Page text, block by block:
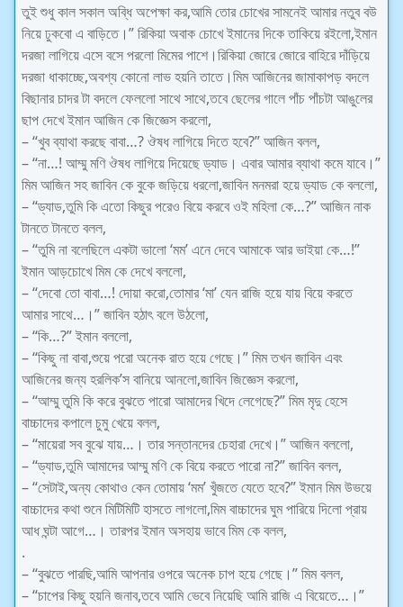
তুই শুধু কাল সকাল অব্ধি অপেক্ষা কর,আমি তোর চোখের সামনেই আমার নতুব বউ
নিয়ে ঢুকবো এ বাড়িতে।” রিকিয়া অবাক চোখে ইমানের দিকে তাকিয়ে রইলো,ইমান
দরজা লাগিয়ে এসে বসে পরলো মিমের পাশে।রিকিয়া জোরে জোরে বাহিরে দাঁড়িয়ে
দরজা ধাকাচ্ছে,অবশ্য কোনো লাভ হয়নি তাতে।মিম আজিনের জামাকাপড় বদলে
বিছানার চাদর টা বদলে ফেললো সাথে সাথে,তবে ছেলের গালে পাঁচ পাঁচটা আঙুলের
ছাপ দেখে ইমান আজিন কে জিজ্ঞেস করলো,
– “খুব ব্যাথা করছে বাবা…? ঔষধ লাগিয়ে দিতে হবে?” আজিন বলল,
– “না…! আম্মু মণি ঔষধ লাগিয়ে দিয়েছে ড্যাড। এবার আমার ব্যাথা কমে যাবে।”
মিম আজিন সহ জাবিন কে বুকে জড়িয়ে ধরলো,জাবিন মনমরা হয়ে ড্যাড কে বললো,
– “ড্যাড,তুমি কি এতো কিছুর পরেও বিয়ে করবে ওই মহিলা কে…?” আজিন নাক
টানতে টানতে বলল,
– “তুমি না বলেছিলে একটা ভালো ‘মম’ এনে দেবে আমাকে আর ভাইয়া কে…!”
ইমান আড়চোখে মিম কে দেখে বললো,
– “দেবো তো বাবা…! দোয়া করো,তোমার ‘মা’ যেন রাজি হয়ে যায় বিয়ে করতে
আমার সাথে…।” জাবিন হঠাৎ বলে উঠলো,
– “কি…?” ইমান বললো,
– “কিছু না বাবা,শুয়ে পরো অনেক রাত হয়ে গেছে।” মিম তখন জাবিন এবং
আজিনের জন্য হরলিক’স বানিয়ে আনলো,জাবিন জিজ্ঞেস করলো,
– “আম্মু তুমি কি করে বুঝতে পারো আমাদের খিদে লেগেছে?” মিম মৃদু হেসে
বাচ্চাদের কপালে চুমু খেয়ে বলল,
– “মায়েরা সব বুঝে যায়…। তার সন্তানদের চেহারা দেখে।” আজিন বললো,
– “ড্যাড,তুমি আমাদের আম্মু মণি কে বিয়ে করতে পারো না?” জাবিন বলল,
– “সেটাই,অন্য কোথাও কেন তোমায় ‘মম’ খুঁজতে যেতে হবে?” ইমান মিম উভয়ে
বাচ্চাদের কথা শুনে মিটিমিটি হাসতে লাগলো,মিম বাচ্চাদের ঘুম পারিয়ে দিলো প্রায়
আধ ঘন্টা আগে…। তারপর ইমান অসহায় ভাবে মিম কে বলল,
.
– “বুঝতে পারছি,আমি আপনার ওপরে অনেক চাপ হয়ে গেছে।” মিম বলল,
– “চাপের কিছু হয়নি জনাব,তবে আমি ভেবে নিয়েছি আমি রাজি এ বিয়েতে…।”